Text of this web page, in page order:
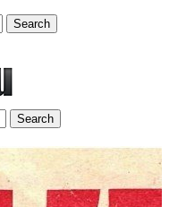
Search
Search